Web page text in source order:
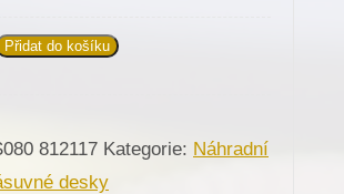
Přidat do košíku
812117 Kategorie: Náhradní
desky